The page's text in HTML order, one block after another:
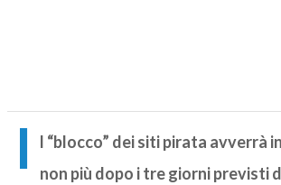
I
l “blocco” dei siti pirata avverrà
non più dopo i tre giorni previsti